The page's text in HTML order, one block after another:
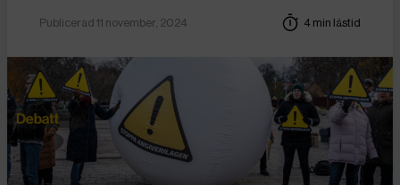
Publicerad 11 november, 2024 4 min lästid